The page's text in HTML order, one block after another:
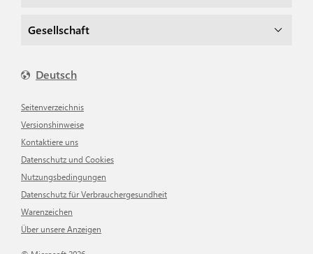
Gesellschaft
Deutsch
Seitenverzeichnis
Versionshinweise
Kontaktiere uns
Datenschutz und Cookies
Nutzungsbedingungen
Datenschutz für Verbrauchergesundheit
Warenzeichen
Über unsere Anzeigen